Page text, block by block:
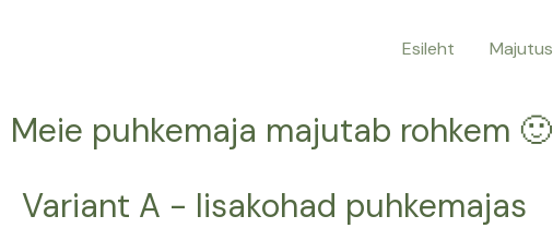
Esileht Majutus
Meie puhkemaja majutab rohkem 🙂
Variant A - lisakohad puhkemajas